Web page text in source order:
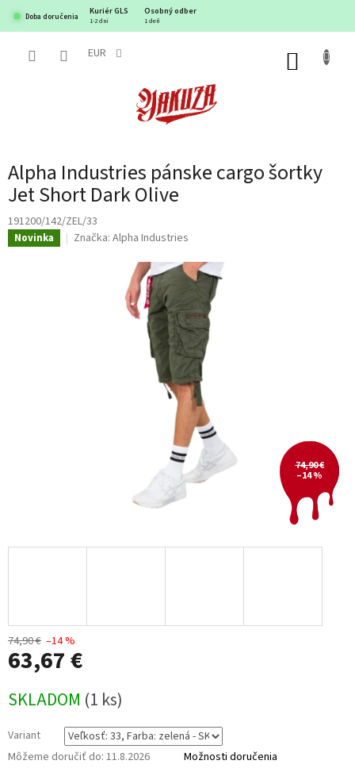
obsah
Doba doručenia
Kuriér GLS Osobný odber
1-2 dni 1 deň
EUR
Alpha Industries pánske cargo šortky
Jet Short Dark Olive
191200/142/ZEL/33
Novinka Značka: Alpha Industries
74,90 €
–14 %
74,90 € –14 %
63,67 €
cena:
SKLADOM (1 ks)
Variant
Môžeme doručiť do: 11.8.2026 Možnosti doručenia